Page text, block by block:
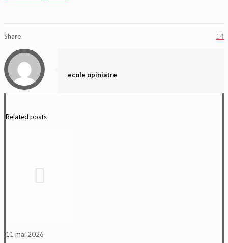
Share 14
ecole opiniatre
Related posts
11 mai 2026